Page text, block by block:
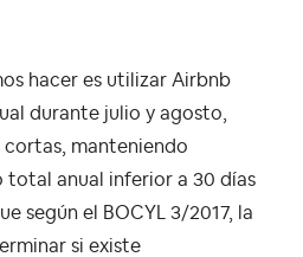
hacer es utilizar Airbnb
durante julio y agosto,
cortas, manteniendo
total anual inferior a 30 días
según el BOCYL 3/2017, la
si existe